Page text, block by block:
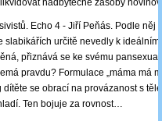
nadbytečné zásoby
Echo 4 - Jiří Peňás. Podle něj
slabikářích určitě nevedly k
přiznává se ke svému
pravdu? Formulace „máma má
se obrací na provázanost s
Ten bojuje za rovnost…